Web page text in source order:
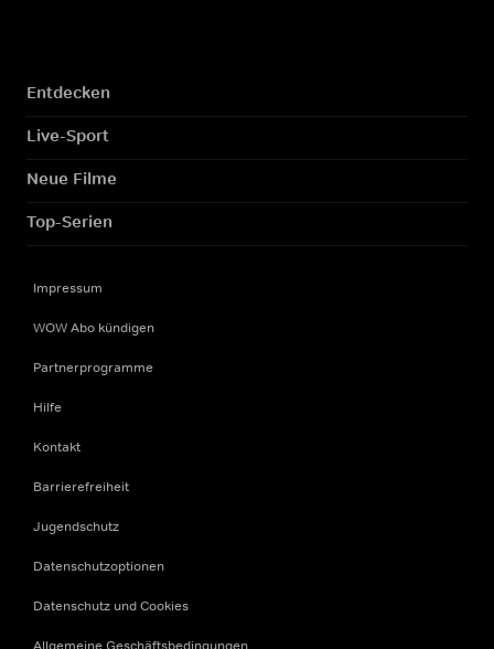
Entdecken
Live-Sport
Neue Filme
Top-Serien
Impressum
WOW Abo kündigen
Partnerprogramme
Hilfe
Kontakt
Barrierefreiheit
Jugendschutz
Datenschutzoptionen
Datenschutz und Cookies